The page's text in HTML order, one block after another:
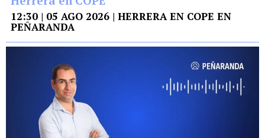
12:30 | 05 AGO 2026 | HERRERA EN COPE EN
PEÑARANDA